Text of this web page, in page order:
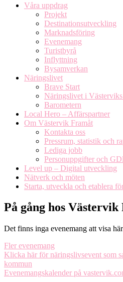
Våra uppdrag
Projekt
Destinationsutveckling
Marknadsföring
Evenemang
Turistbyrå
Inflyttning
Bysamverkan
Näringslivet
Brave Start
Näringslivet i
Barometern
Local Hero – Affärspartner
Om Västervik Framåt
Kontakta oss
Pressrum, statistik och
Lediga jobb
Personuppgifter och
Level up – Digital utveckling
Nätverk och möten
Starta, utveckla och etablera
På gång hos
Det finns inga evenemang att visa här
Fler evenemang
Klicka här för näringslivsevent som
kommun
Evenemangskalender på